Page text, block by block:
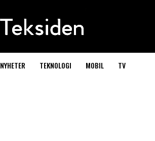
NYHETER TEKNOLOGI MOBIL TV